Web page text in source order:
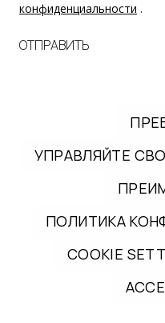
конфиденциальности .
ОТПРАВИТЬ
УПРАВЛЯЙТЕ
ПОЛИТИКА
COOKIE